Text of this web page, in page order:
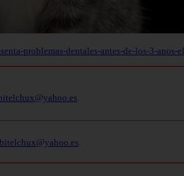
problemas-dentales-antes-de-los-3-
.
bitelchux@yahoo.es.